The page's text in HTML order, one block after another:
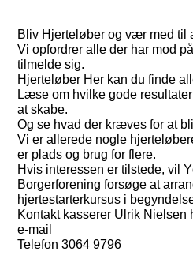
Bliv Hjerteløber og vær med til
Vi opfordrer alle der har mod
tilmelde sig.
Hjerteløber Her kan du finde
Læse om hvilke gode
at skabe.
Og se hvad der kræves for at
Vi er allerede nogle
er plads og brug for flere.
Hvis interessen er tilstede, vil
Borgerforening forsøge at
hjertestarterkursus i
Kontakt kasserer Ulrik Nielsen
e-mail
Telefon 3064 9796